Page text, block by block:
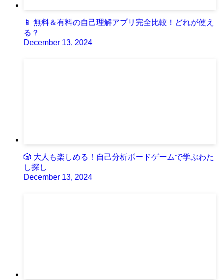
📱 無料＆有料の自己理解アプリ完全比較！どれが使え
る？
December 13, 2024
🎲 大人も楽しめる！自己分析ボードゲームで学ぶわた
し探し
December 13, 2024